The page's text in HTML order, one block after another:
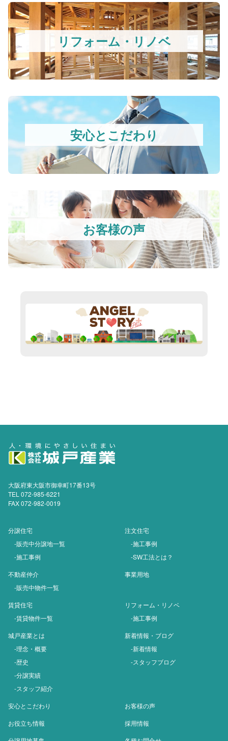
リフォーム・リノベ
安心とこだわり
お客様の声
大阪府東大阪市御幸町17番13号
TEL 072-985-6221
FAX 072-982-0019
分譲住宅
-販売中分譲地一覧
-施工事例
注文住宅
-施工事例
-SW工法とは？
不動産仲介
-販売中物件一覧
事業用地
賃貸住宅
-賃貸物件一覧
リフォーム・リノベ
-施工事例
城戸産業とは
-理念・概要
-歴史
-分譲実績
-スタッフ紹介
新着情報・ブログ
-新着情報
-スタッフブログ
安心とこだわり
お客様の声
お役立ち情報
採用情報